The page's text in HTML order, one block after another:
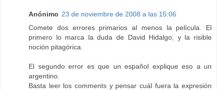
Anónimo 23 de noviembre de 2008 a las 15:06
Comete dos errores primarios al menos la película. El
primero lo marca la duda de David Hidalgo, y la risible
noción pitagórica.
El segundo error es que un español explique eso a un
argentino.
Basta leer los comments y pensar cuál fuera la expresión